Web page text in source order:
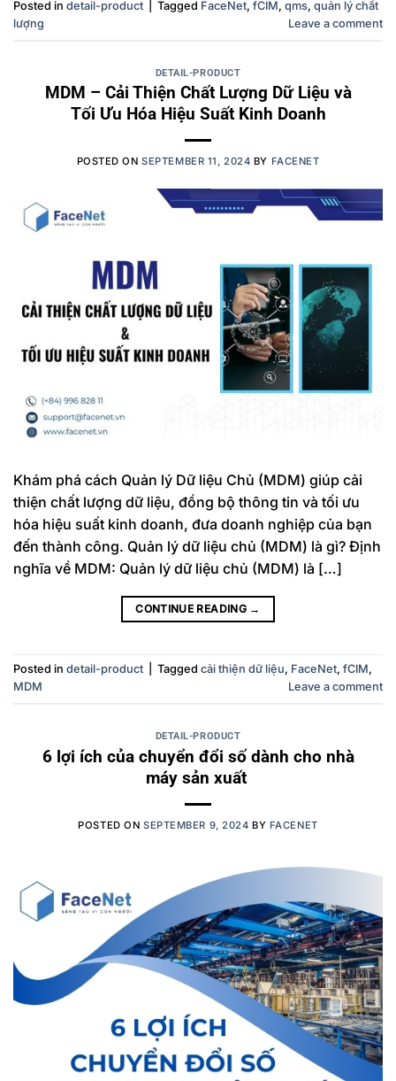
Posted in detail-product Tagged FaceNet, fCIM, qms, quản lý chất
lượng
Leave a comment
DETAIL-PRODUCT
MDM – Cải Thiện Chất Lượng Dữ Liệu và
Tối Ưu Hóa Hiệu Suất Kinh Doanh
POSTED ONSEPTEMBER 11, 2024 BY FACENET
Khám phá cách Quản lý Dữ liệu Chủ (MDM) giúp cải
thiện chất lượng dữ liệu, đồng bộ thông tin và tối ưu
hóa hiệu suất kinh doanh, đưa doanh nghiệp của bạn
đến thành công. Quản lý dữ liệu chủ (MDM) là gì? Định
nghĩa về MDM: Quản lý dữ liệu chủ (MDM) là […]
CONTINUE READING →
Posted in detail-product Tagged cải thiện dữ liệu, FaceNet, fCIM,
MDM
Leave a comment
DETAIL-PRODUCT
6 lợi ích của chuyển đổi số dành cho nhà
máy sản xuất
POSTED ON SEPTEMBER 9, 2024 BY FACENET